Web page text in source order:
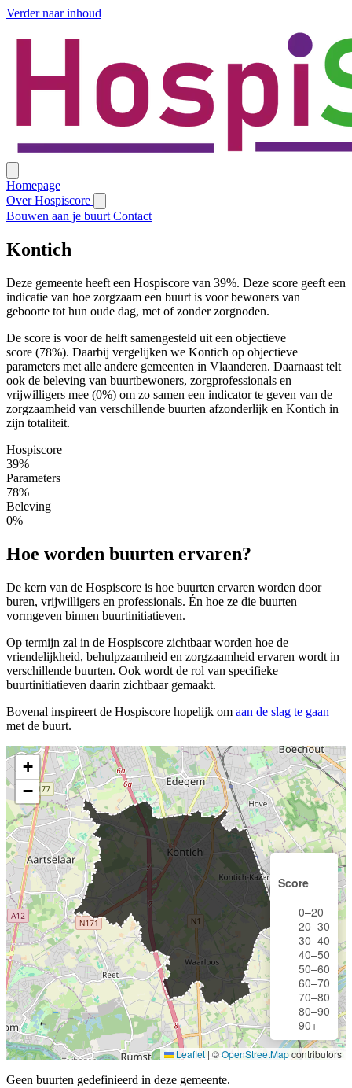
Verder naar inhoud
Homepage
Over Hospiscore
Bouwen aan je buurt Contact
Kontich
Deze gemeente heeft een Hospiscore van 39%. Deze score geeft een
indicatie van hoe zorgzaam een buurt is voor bewoners van
geboorte tot hun oude dag, met of zonder zorgnoden.
De score is voor de helft samengesteld uit een objectieve
score (78%). Daarbij vergelijken we Kontich op objectieve
parameters met alle andere gemeenten in Vlaanderen. Daarnaast telt
ook de beleving van buurtbewoners, zorgprofessionals en
vrijwilligers mee (0%) om zo samen een indicator te geven van de
zorgzaamheid van verschillende buurten afzonderlijk en Kontich in
zijn totaliteit.
Hospiscore
39%
Parameters
78%
Beleving
0%
Hoe worden buurten ervaren?
De kern van de Hospiscore is hoe buurten ervaren worden door
buren, vrijwilligers en professionals. Én hoe ze die buurten
vormgeven binnen buurtinitiatieven.
Op termijn zal in de Hospiscore zichtbaar worden hoe de
vriendelijkheid, behulpzaamheid en zorgzaamheid ervaren wordt in
verschillende buurten. Ook wordt de rol van specifieke
buurtinitiatieven daarin zichtbaar gemaakt.
Bovenal inspireert de Hospiscore hopelijk om aan de slag te gaan
met de buurt.
+
−
Score
0–20
20–30
30–40
40–50
50–60
60–70
70–80
80–90
90+
Leaflet | ©OpenStreetMapcontributors
Geen buurten gedefinieerd in deze gemeente.